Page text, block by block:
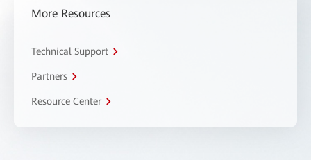
More Resources
Technical Support
Partners
Resource Center